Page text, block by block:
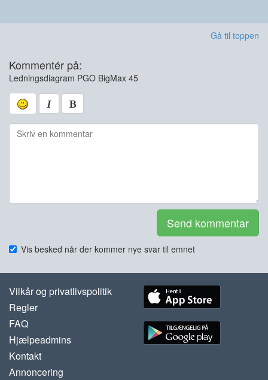
Gå til toppen
Kommentér på:
Ledningsdiagram PGO BigMax 45
Send kommentar
Vis besked når der kommer nye svar til emnet
Vilkår og privatlivspolitik
Regler
FAQ
Hjælpeadmins
Kontakt
Annoncering